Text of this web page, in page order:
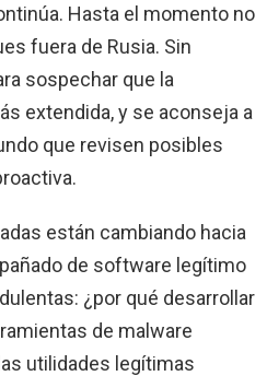
Hasta el momento no
fuera de Rusia. Sin
sospechar que la
extendida, y se aconseja a
que revisen posibles
están cambiando hacia
de software legítimo
¿por qué desarrollar
de malware
utilidades legítimas